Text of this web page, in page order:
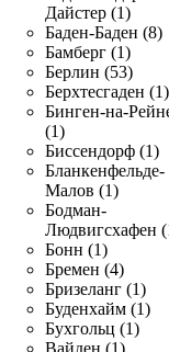
Дайстер (1)
Баден-Баден (8)
Бамберг (1)
Берлин (53)
Берхтесгаден (1)
Бинген-на-
(1)
Биссендорф (1)
Бланкенфельде-
Малов (1)
Бодман-
Людвигсхафен
Бонн (1)
Бремен (4)
Бризеланг (1)
Буденхайм (1)
Бухгольц (1)
Вайден (1)